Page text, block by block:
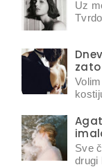
Uz
Sve
drugi